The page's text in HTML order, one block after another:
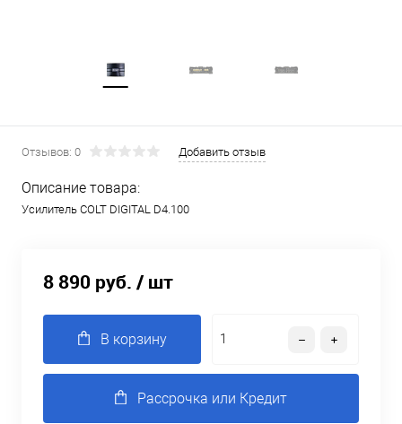
Отзывов: 0 Добавить отзыв
Описание товара:
Усилитель COLT DIGITAL D4.100
8 890 руб. / шт
В корзину
Рассрочка или Кредит